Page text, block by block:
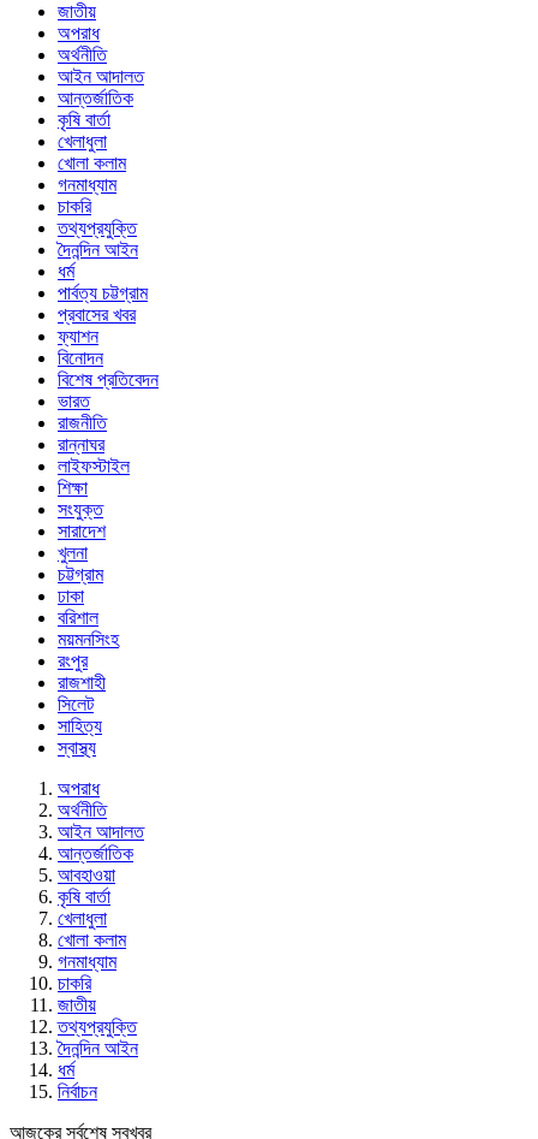
জাতীয়
অপরাধ
অর্থনীতি
আইন আদালত
আন্তর্জাতিক
কৃষি বার্তা
খেলাধুলা
খোলা কলাম
গনমাধ্যাম
চাকরি
তথ্যপ্রযুক্তি
দৈনন্দিন আইন
ধর্ম
পার্বত্য চট্টগ্রাম
প্রবাসের খবর
ফ্যাশন
বিনোদন
বিশেষ প্রতিবেদন
ভারত
রাজনীতি
রান্নাঘর
লাইফস্টাইল
শিক্ষা
সংযুক্ত
সারাদেশ
খুলনা
চট্টগ্রাম
ঢাকা
বরিশাল
ময়মনসিংহ
রংপুর
রাজশাহী
সিলেট
সাহিত্য
স্বাস্থ্য
অপরাধ
অর্থনীতি
আইন আদালত
আন্তর্জাতিক
আবহাওয়া
কৃষি বার্তা
খেলাধুলা
খোলা কলাম
গনমাধ্যাম
চাকরি
জাতীয়
তথ্যপ্রযুক্তি
দৈনন্দিন আইন
ধর্ম
নির্বাচন
আজকের সর্বশেষ সবখবর